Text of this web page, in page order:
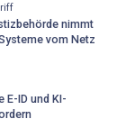
nimmt
vom Netz
E-ID und KI-